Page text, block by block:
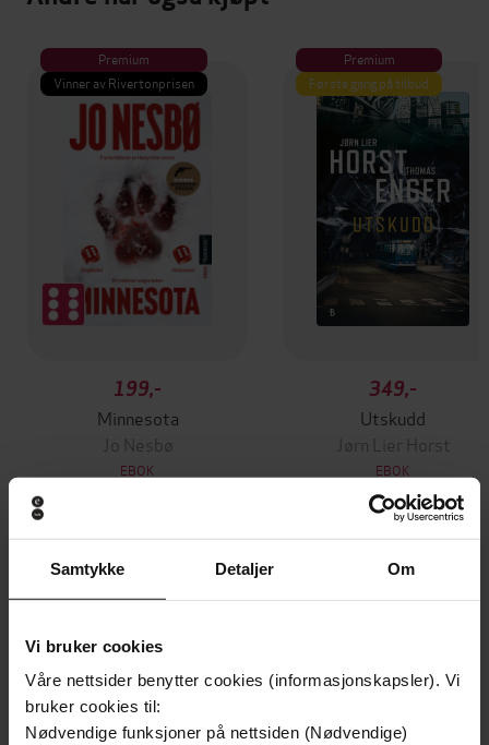
Samtykke Detaljer Om
Vi bruker cookies
Våre nettsider benytter cookies (informasjonskapsler). Vi
bruker cookies til:
Nødvendige funksjoner på nettsiden (Nødvendige)
Premium
Vinner av Rivertonprisen
199,-
Minnesota
Jo Nesbø
EBOK
Premium
Første gang på tilbud
349,-
Utskudd
Jørn Lier Horst
EBOK
Forfattere Eric Haseltine
Forlag Grand Central Publishing